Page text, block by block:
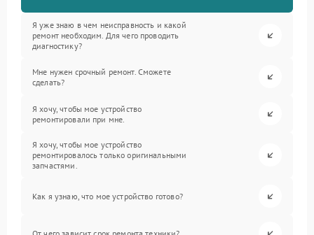
Я уже знаю в чем неисправность и какой
ремонт необходим. Для чего проводить
диагностику?
Мне нужен срочный ремонт. Сможете
сделать?
Я хочу, чтобы мое устройство
ремонтировали при мне.
Я хочу, чтобы мое устройство
ремонтировалось только оригинальными
запчастями.
Как я узнаю, что мое устройство готово?